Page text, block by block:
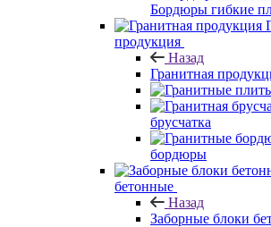
Бордюры гибкие
продукция
Назад
Гранитная
брусчатка
бордюры
бетонные
Назад
Заборные блоки